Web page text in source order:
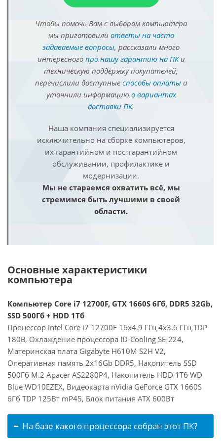
Чтобы помочь Вам с выбором компьютера
мы приготовили ответы на часто
задаваемые вопросы, рассказали много
интересного про нашу гарантию на ПКи
техническую поддержку покупателей,
перечислили доступные способы оплатыи
уточнили информацию о вариантах
доставки ПК.
Наша компания специализируется
исключительно на сборке компьютеров,
их гарантийном и постгарантийном
обслуживании, профилактике и
модернизации.
Мы не стараемся охватить всё, мы
стремимся быть лучшими в своей
области.
Основные характеристики
компьютера
Компьютер Core i7 12700F, GTX 1660S 6Гб, DDR5 32Gb,
SSD 500Гб + HDD 1Тб
Процессор Intel Core i7 12700F 16x4.9 ГГц 4x3.6 ГГц TDP
180В, Охлаждение процессора ID-Cooling SE-224,
Материнская плата Gigabyte H610M S2H V2,
Оперативная память 2x16Gb DDR5, Накопитель SSD
500Гб M.2 Apacer AS2280P4, Накопитель HDD 1Тб WD
Blue WD10EZEX, Видеокарта nVidia GeForce GTX 1660S
6Гб TDP 125Вт mP45, Блок питания ATX 600Вт
На базе какого процессора собран этот ПК?